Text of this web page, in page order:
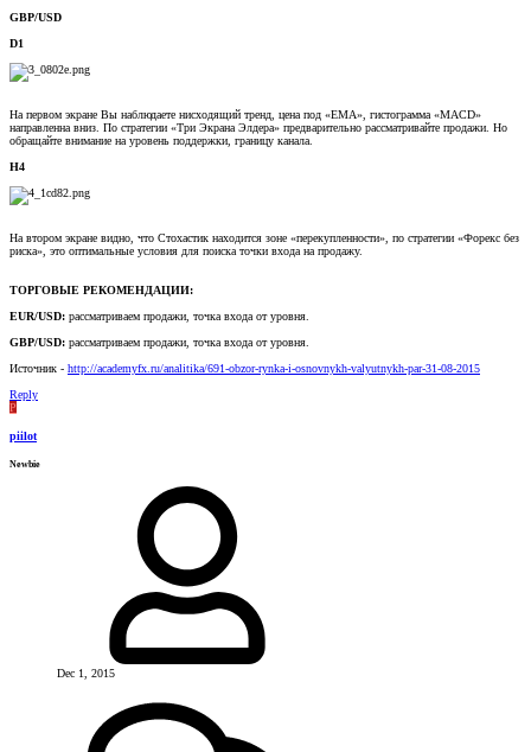
GBP/USD
D1
На первом экране Вы наблюдаете нисходящий тренд, цена под «ЕМА», гистограмма «MACD»
направленна вниз. По стратегии «Три Экрана Элдера» предварительно рассматривайте продажи. Но
обращайте внимание на уровень поддержки, границу канала.
Н4
На втором экране видно, что Стохастик находится зоне «перекупленности», по стратегии «Форекс без
риска», это оптимальные условия для поиска точки входа на продажу.
ТОРГОВЫЕ РЕКОМЕНДАЦИИ:
EUR/USD: рассматриваем продажи, точка входа от уровня.
GBP/USD: рассматриваем продажи, точка входа от уровня.
Источник - http://academyfx.ru/analitika/691-obzor-rynka-i-osnovnykh-valyutnykh-par-31-08-2015
Reply
P
piilot
Newbie
Dec 1, 2015